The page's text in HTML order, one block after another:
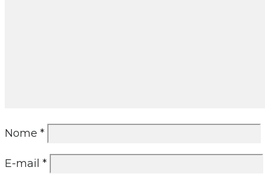
Nome *
E-mail *